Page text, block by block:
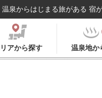
温泉からはじまる旅がある 宿
アから探す 温泉地か